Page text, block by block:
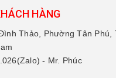
HÀNG
Thảo, Phường Tân Phú,
- Mr. Phúc